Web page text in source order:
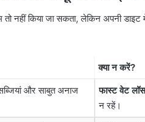
नहीं किया जा सकता, लेकिन अपनी
क्या न करें?
और साबुत अनाज
फास्ट वेट
न रहें।